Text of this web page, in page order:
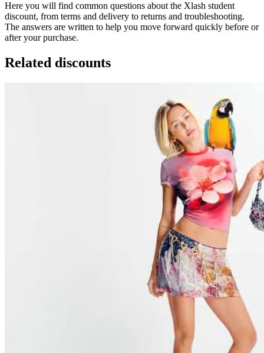
Here you will find common questions about the Xlash student
discount, from terms and delivery to returns and troubleshooting.
The answers are written to help you move forward quickly before or
after your purchase.
Related discounts